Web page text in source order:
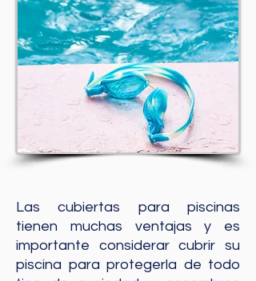
Las cubiertas para piscinas
tienen muchas ventajas y es
importante considerar cubrir su
piscina para protegerla de todo